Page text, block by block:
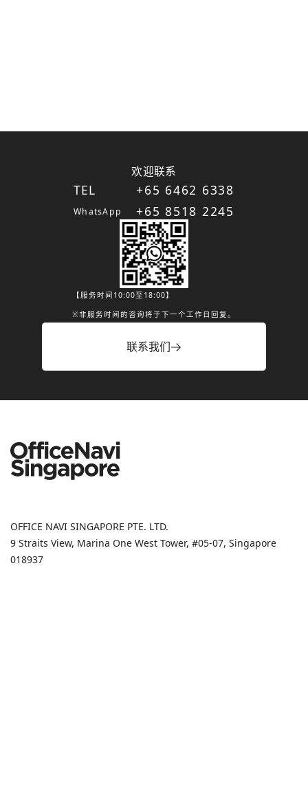
欢迎联系
TEL
WhatsApp
+65 6462 6338
+65 8518 2245
【服务时间10:00至18:00】
※非服务时间的咨询将于下一个工作日回复。
联系我们
OFFICE NAVI SINGAPORE PTE. LTD.
9 Straits View, Marina One West Tower, #05-07, Singapore
018937